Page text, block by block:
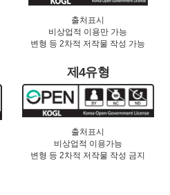
출처표시
비상업적 이용만 가능
변형 등 2차적 저작물 작성 가능
제4유형
출처표시
비상업적 이용가능
변형 등 2차적 저작물 작성 금지